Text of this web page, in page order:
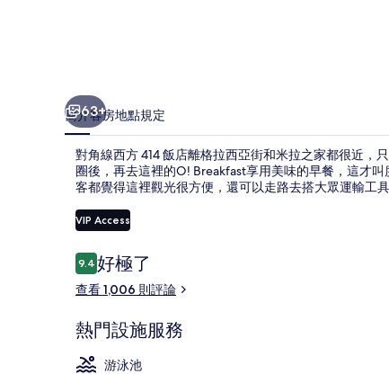
63+
簡介客房地點規定
對角線西方 414 飯店離格拉西亞街和米拉之家都很近，
圈後，再去這裡的O! Breakfast享用美味的早餐，這才
客都覺得這裡觀光很方便，還可以走路去搭大眾運輸工
VIP Access
評
論
9.49.4 分，滿分 10 分，
好極了
查看 1,006 則評論
熱門設施服務
游泳池